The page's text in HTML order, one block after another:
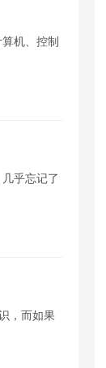
机、控制
乎忘记了
，而如果